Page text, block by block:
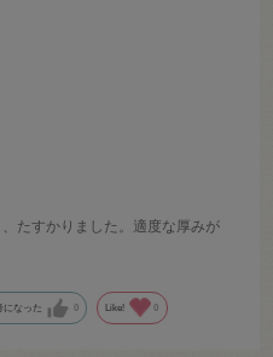
たすかりました。適度な厚みが
になった 0 Like! 0